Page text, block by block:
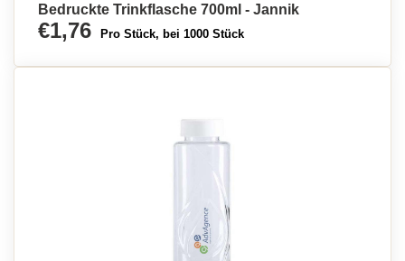
Bedruckte Trinkflasche 700ml - Jannik
€1,76 Pro Stück, bei 1000 Stück